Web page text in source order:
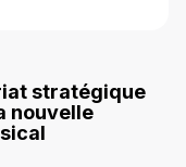
stratégique
nouvelle